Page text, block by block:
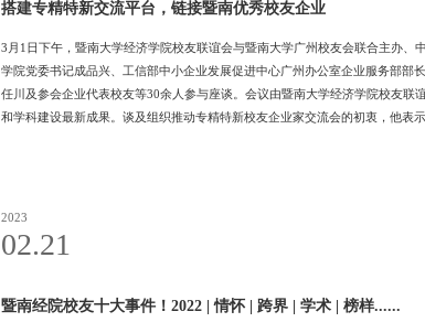
搭建专精特新交流平台，链接暨南优秀校友企业
3月1日下午，暨南大学经济学院校友联谊会与暨南大学广州校友会联合主办
学院党委书记成品兴、工信部中小企业发展促进中心广州办公室企业服务部
任川及参会企业代表校友等30余人参与座谈。会议由暨南大学经济学院校友
和学科建设最新成果。谈及组织推动专精特新校友企业家交流会的初衷，他表
2023
02.21
暨南经院校友十大事件！2022 | 情怀 | 跨界 | 学术 | 榜样......